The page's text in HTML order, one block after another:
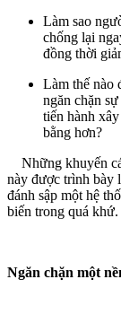
Làm sao
chống lại
đồng thời
Làm thế nào
ngăn chặn
tiến hành
bằng hơn?
Những khuyến
này được trình bày
đánh sập một hệ
biến trong quá khứ.
Ngăn chặn một